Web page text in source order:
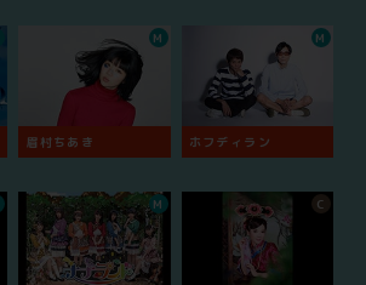
眉村ちあき
M
ホフディラン
M
M C